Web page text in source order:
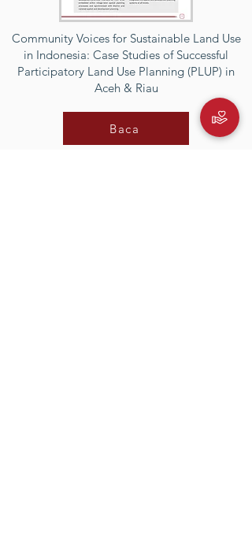
Community Voices for Sustainable Land Use
in Indonesia: Case Studies of Successful
Participatory Land Use Planning (PLUP) in
Aceh & Riau
Baca